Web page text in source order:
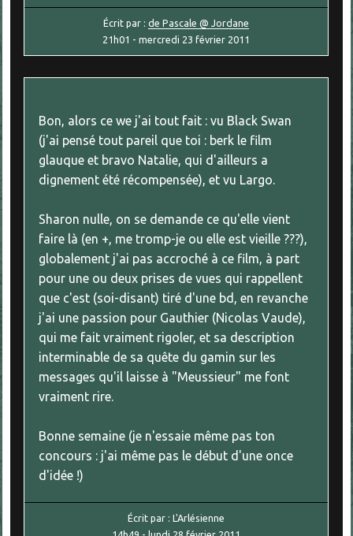
Écrit par :de Pascale @ Jordane
21h01 -mercredi 23 février 2011
Bon, alors ce we j'ai tout fait : vu Black Swan
(j'ai pensé tout pareil que toi : berk le film
glauque et bravo Natalie, qui d'ailleurs a
dignement été récompensée), et vu Largo.
Sharon nulle, on se demande ce qu'elle vient
faire là (en +, me tromp-je ou elle est vieille ???),
globalement j'ai pas accroché à ce film, à part
pour une ou deux prises de vues qui rappellent
que c'est (soi-disant) tiré d'une bd, en revanche
j'ai une passion pour Gauthier (Nicolas Vaude),
qui me fait vraiment rigoler, et sa description
interminable de sa quête du gamin sur les
messages qu'il laisse à "Meussieur" me font
vraiment rire.
Bonne semaine (je n'essaie même pas ton
concours : j'ai même pas le début d'une once
d'idée !)
Écrit par :L'Arlésienne